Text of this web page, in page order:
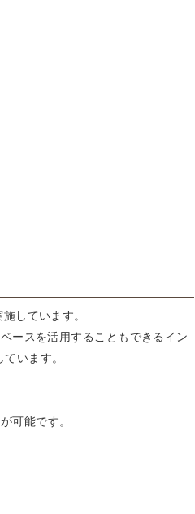
しています。
ースを活用することもできるイン
います。
可能です。